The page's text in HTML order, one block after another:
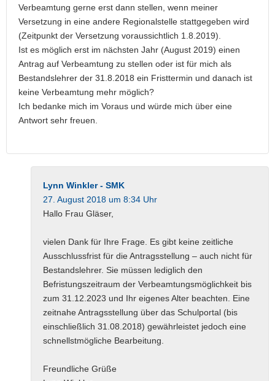
Verbeamtung gerne erst dann stellen, wenn meiner
Versetzung in eine andere Regionalstelle stattgegeben wird
(Zeitpunkt der Versetzung voraussichtlich 1.8.2019).
Ist es möglich erst im nächsten Jahr (August 2019) einen
Antrag auf Verbeamtung zu stellen oder ist für mich als
Bestandslehrer der 31.8.2018 ein Fristtermin und danach ist
keine Verbeamtung mehr möglich?
Ich bedanke mich im Voraus und würde mich über eine
Antwort sehr freuen.
Lynn Winkler - SMK
27. August 2018 um 8:34 Uhr
Hallo Frau Gläser,
vielen Dank für Ihre Frage. Es gibt keine zeitliche
Ausschlussfrist für die Antragsstellung – auch nicht für
Bestandslehrer. Sie müssen lediglich den
Befristungszeitraum der Verbeamtungsmöglichkeit bis
zum 31.12.2023 und Ihr eigenes Alter beachten. Eine
zeitnahe Antragsstellung über das Schulportal (bis
einschließlich 31.08.2018) gewährleistet jedoch eine
schnellstmögliche Bearbeitung.
Freundliche Grüße